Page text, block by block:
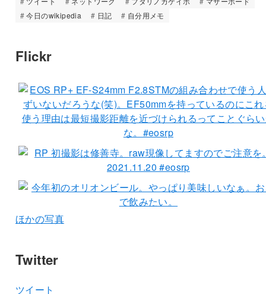
今日のwikipedia
日記 自分用メモ
Flickr
ほかの写真
Twitter
ツイート